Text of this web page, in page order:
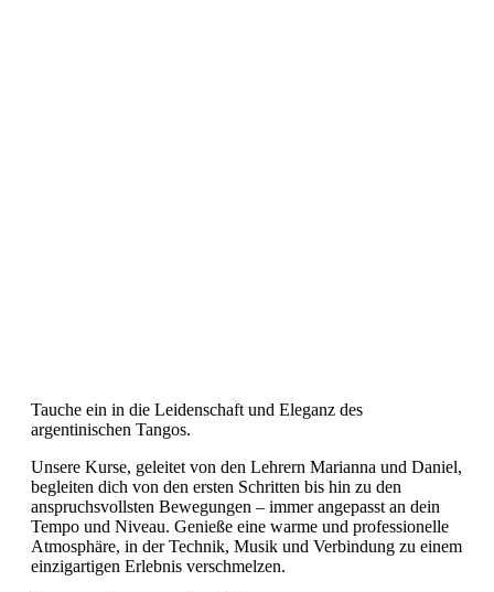
Tauche ein in die Leidenschaft und Eleganz des
argentinischen Tangos.
Unsere Kurse, geleitet von den Lehrern Marianna und Daniel,
begleiten dich von den ersten Schritten bis hin zu den
anspruchsvollsten Bewegungen – immer angepasst an dein
Tempo und Niveau. Genieße eine warme und professionelle
Atmosphäre, in der Technik, Musik und Verbindung zu einem
einzigartigen Erlebnis verschmelzen.